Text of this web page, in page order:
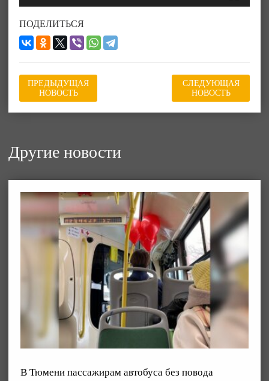
ПОДЕЛИТЬСЯ
ПРЕДЫДУЩАЯ
НОВОСТЬ
СЛЕДУЮЩАЯ
НОВОСТЬ
Другие новости
В Тюмени пассажирам автобуса без повода